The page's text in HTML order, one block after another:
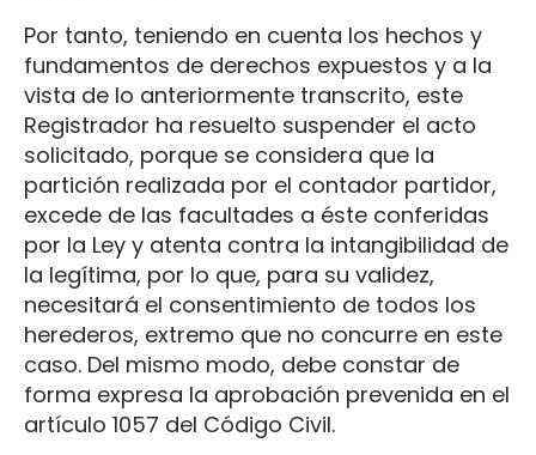
Por tanto, teniendo en cuenta los hechos y
fundamentos de derechos expuestos y a la
vista de lo anteriormente transcrito, este
Registrador ha resuelto suspender el acto
solicitado, porque se considera que la
partición realizada por el contador partidor,
excede de las facultades a éste conferidas
por la Ley y atenta contra la intangibilidad de
la legítima, por lo que, para su validez,
necesitará el consentimiento de todos los
herederos, extremo que no concurre en este
caso. Del mismo modo, debe constar de
forma expresa la aprobación prevenida en el
artículo 1057 del Código Civil.